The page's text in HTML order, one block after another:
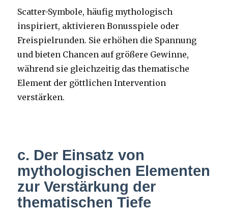
Scatter-Symbole, häufig mythologisch
inspiriert, aktivieren Bonusspiele oder
Freispielrunden. Sie erhöhen die Spannung
und bieten Chancen auf größere Gewinne,
während sie gleichzeitig das thematische
Element der göttlichen Intervention
verstärken.
c. Der Einsatz von
mythologischen Elementen
zur Verstärkung der
thematischen Tiefe